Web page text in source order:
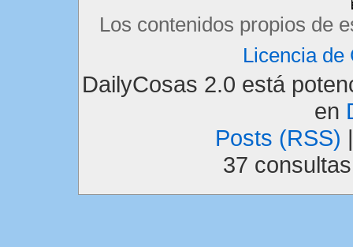
Los contenidos propios de
Licencia de
DailyCosas 2.0 está
en
Posts (RSS)
37